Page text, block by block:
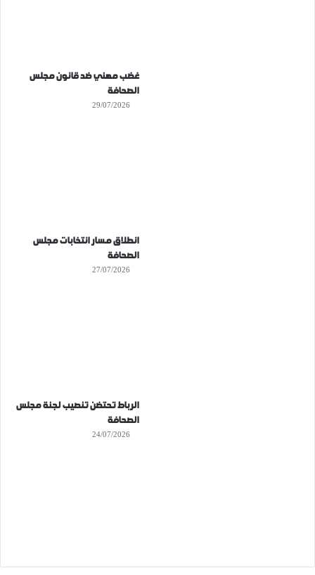
غضب مهني ضد قانون مجلس
الصحافة
29/07/2026
انطلاق مسار انتخابات مجلس
الصحافة
27/07/2026
الرباط تحتضن تنصيب لجنة مجلس
الصحافة
24/07/2026